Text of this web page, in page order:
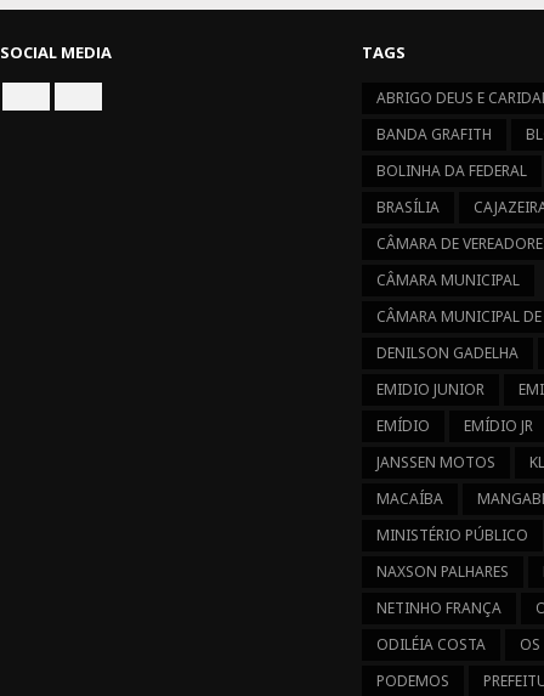
SOCIAL MEDIA
CONNECT
TAGS
ABRIGO DEUS E
BANDA GRAFITH
BOLINHA DA FEDERAL
BRASÍLIA
CÂMARA DE
CÂMARA MUNICIPAL
CÂMARA MUNICIPAL
DENILSON GADELHA
EMIDIO JUNIOR
EMÍDIO
EMÍDIO JR
JANSSEN MOTOS
MACAÍBA
MINISTÉRIO PÚBLICO
NAXSON PALHARES
NETINHO FRANÇA
ODILÉIA COSTA
PODEMOS